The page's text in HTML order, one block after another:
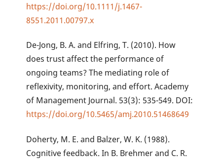
https://doi.org/10.1111/j.1467-
8551.2011.00797.x
De-Jong, B. A. and Elfring, T. (2010). How
does trust affect the performance of
ongoing teams? The mediating role of
reflexivity, monitoring, and effort. Academy
of Management Journal. 53(3): 535-549. DOI:
https://doi.org/10.5465/amj.2010.51468649
Doherty, M. E. and Balzer, W. K. (1988).
Cognitive feedback. In B. Brehmer and C. R.